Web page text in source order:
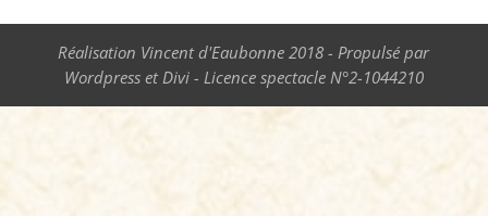
Réalisation Vincent d'Eaubonne 2018 - Propulsé par
Wordpress et Divi - Licence spectacle N°2-1044210